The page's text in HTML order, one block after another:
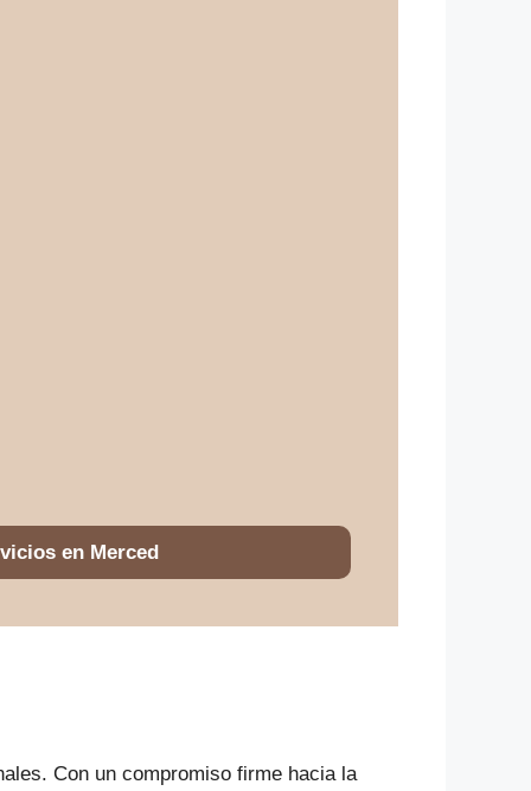
en Merced
Con un compromiso firme hacia la